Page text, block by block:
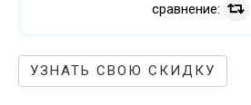
сравнение:
УЗНАТЬ СВОЮ СКИДКУ